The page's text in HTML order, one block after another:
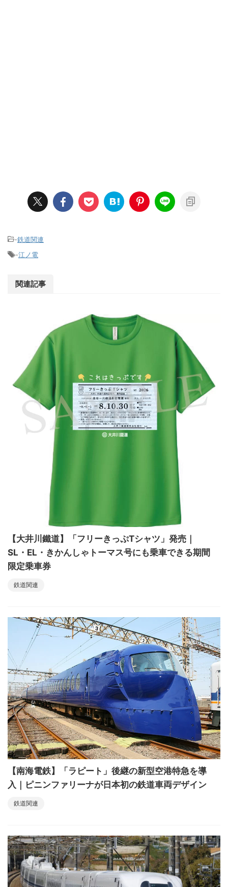
-鉄道関連
-江ノ電
関連記事
【大井川鐵道】「フリーきっぷTシャツ」発売｜
SL・EL・きかんしゃトーマス号にも乗車できる期間
限定乗車券
鉄道関連
【南海電鉄】「ラピート」後継の新型空港特急を導
入｜ピニンファリーナが日本初の鉄道車両デザイン
鉄道関連